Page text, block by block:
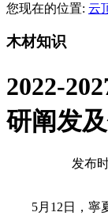
您现在的位置: 云
木材知识
2022-
研阐发
发布
5月12日，寧夏